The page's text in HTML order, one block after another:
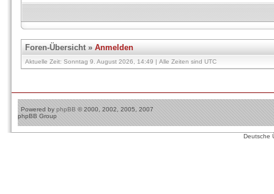
Foren-Übersicht» Anmelden
Aktuelle Zeit: Sonntag 9. August 2026, 14:49 | Alle Zeiten sind UTC
Powered by phpBB © 2000, 2002, 2005, 2007
phpBB Group
Deutsche